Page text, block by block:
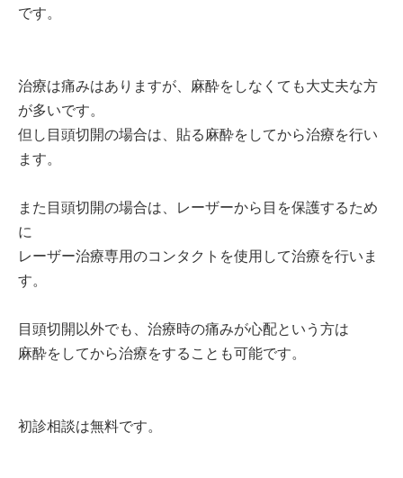
です。
治療は痛みはありますが、麻酔をしなくても大丈夫な方
が多いです。
但し目頭切開の場合は、貼る麻酔をしてから治療を行い
ます。
また目頭切開の場合は、レーザーから目を保護するため
に
レーザー治療専用のコンタクトを使用して治療を行いま
す。
目頭切開以外でも、治療時の痛みが心配という方は
麻酔をしてから治療をすることも可能です。
初診相談は無料です。